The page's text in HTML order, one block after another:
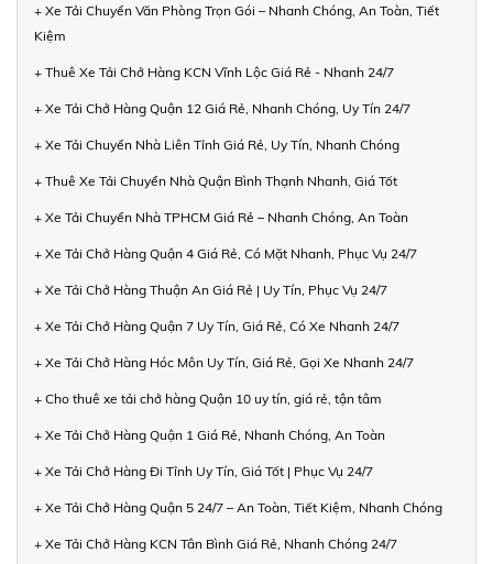
+ Xe Tải Chuyển Văn Phòng Trọn Gói – Nhanh Chóng, An Toàn, Tiết
Kiệm
+ Thuê Xe Tải Chở Hàng KCN Vĩnh Lộc Giá Rẻ - Nhanh 24/7
+ Xe Tải Chở Hàng Quận 12 Giá Rẻ, Nhanh Chóng, Uy Tín 24/7
+ Xe Tải Chuyển Nhà Liên Tỉnh Giá Rẻ, Uy Tín, Nhanh Chóng
+ Thuê Xe Tải Chuyển Nhà Quận Bình Thạnh Nhanh, Giá Tốt
+ Xe Tải Chuyển Nhà TPHCM Giá Rẻ – Nhanh Chóng, An Toàn
+ Xe Tải Chở Hàng Quận 4 Giá Rẻ, Có Mặt Nhanh, Phục Vụ 24/7
+ Xe Tải Chở Hàng Thuận An Giá Rẻ | Uy Tín, Phục Vụ 24/7
+ Xe Tải Chở Hàng Quận 7 Uy Tín, Giá Rẻ, Có Xe Nhanh 24/7
+ Xe Tải Chở Hàng Hóc Môn Uy Tín, Giá Rẻ, Gọi Xe Nhanh 24/7
+ Cho thuê xe tải chở hàng Quận 10 uy tín, giá rẻ, tận tâm
+ Xe Tải Chở Hàng Quận 1 Giá Rẻ, Nhanh Chóng, An Toàn
+ Xe Tải Chở Hàng Đi Tỉnh Uy Tín, Giá Tốt | Phục Vụ 24/7
+ Xe Tải Chở Hàng Quận 5 24/7 – An Toàn, Tiết Kiệm, Nhanh Chóng
+ Xe Tải Chở Hàng KCN Tân Bình Giá Rẻ, Nhanh Chóng 24/7